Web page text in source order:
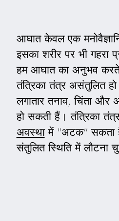
आघात केवल एक
इसका शरीर पर भी गहरा
हम आघात का अनुभव करते
तंत्रिका तंत्र असंतुलित
लगातार तनाव, चिंता और
हो सकती हैं। तंत्रिका
अवस्थामें "अटक" सकता
संतुलित स्थिति में लौटना